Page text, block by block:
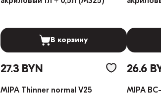
В корзину
27.3 BYN
MIPA Thinner normal V25
26.6
MIPA